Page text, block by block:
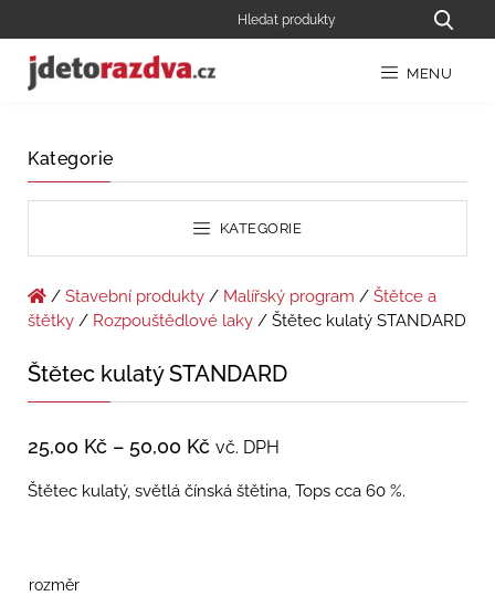
MENU
Kategorie
KATEGORIE
/ Stavební produkty / Malířský program / Štětce a
štětky / Rozpouštědlové laky / Štětec kulatý STANDARD
Štětec kulatý STANDARD
25,00 Kč – 50,00 Kč vč. DPH
Štětec kulatý, světlá čínská štětina, Tops cca 60 %.
rozměr